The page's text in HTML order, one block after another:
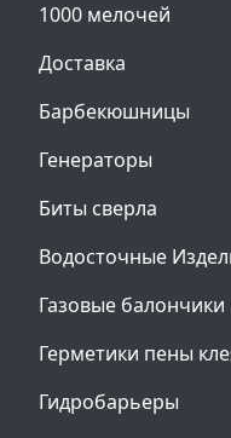
1000 мелочей
Доставка
Барбекюшницы
Генераторы
Биты сверла
Водосточные
Газовые балончики
Герметики пены
Гидробарьеры